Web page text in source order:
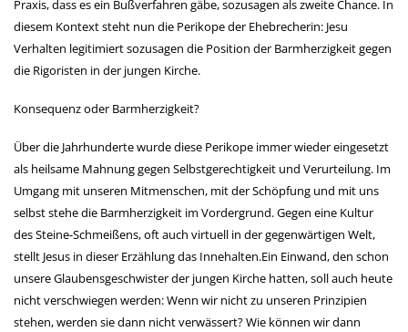
Praxis, dass es ein Bußverfahren gäbe, sozusagen als zweite Chance. In
diesem Kontext steht nun die Perikope der Ehebrecherin: Jesu
Verhalten legitimiert sozusagen die Position der Barmherzigkeit gegen
die Rigoristen in der jungen Kirche.
Konsequenz oder Barmherzigkeit?
Über die Jahrhunderte wurde diese Perikope immer wieder eingesetzt
als heilsame Mahnung gegen Selbstgerechtigkeit und Verurteilung. Im
Umgang mit unseren Mitmenschen, mit der Schöpfung und mit uns
selbst stehe die Barmherzigkeit im Vordergrund. Gegen eine Kultur
des Steine-Schmeißens, oft auch virtuell in der gegenwärtigen Welt,
stellt Jesus in dieser Erzählung das Innehalten.Ein Einwand, den schon
unsere Glaubensgeschwister der jungen Kirche hatten, soll auch heute
nicht verschwiegen werden: Wenn wir nicht zu unseren Prinzipien
stehen, werden sie dann nicht verwässert? Wie können wir dann